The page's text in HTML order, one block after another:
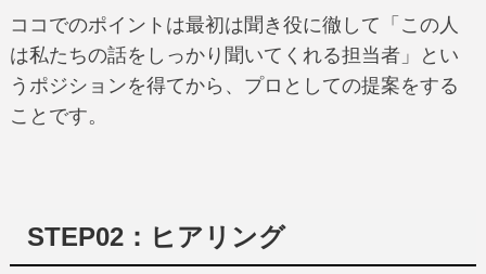
ココでのポイントは最初は聞き役に徹して「この人
は私たちの話をしっかり聞いてくれる担当者」とい
うポジションを得てから、プロとしての提案をする
ことです。
STEP02：ヒアリング